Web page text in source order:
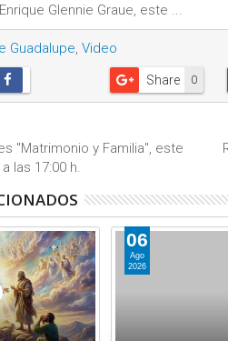
Glennie Graue, este ...
Guadalupe, Video
0
Share
"Matrimonio y Familia", este
las 17:00 h.
06
Ago
2026